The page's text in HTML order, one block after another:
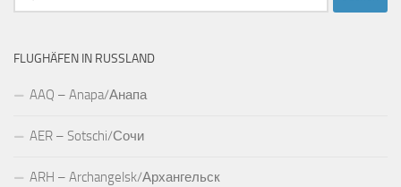
nach:
FLUGHÄFEN IN RUSSLAND
AAQ – Anapa/Анапа
AER – Sotschi/Сочи
ARH – Archangelsk/Архангельск